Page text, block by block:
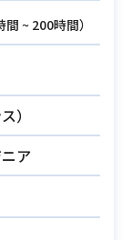
設計
クトにおけ
験
セキュリテ
図、パラメ
詳細設計、
発担当との
広く推進し
だく想定で
よび論理構
客様ガイド
間 ~ 200時間）
）
ア